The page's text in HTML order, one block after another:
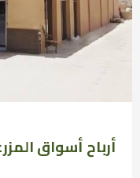
أرباح أسواق المزرعة تقفز